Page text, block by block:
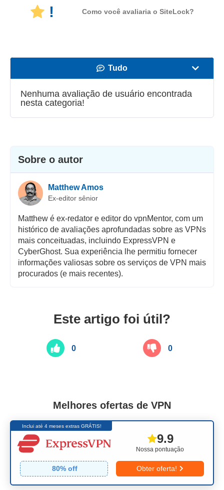
! Como você avaliaria o SiteLock?
Tudo
Velocidade
Nenhuma avaliação de usuário encontrada
nesta categoria!
Sobre o autor
Matthew Amos
Ex-editor sênior
Matthew é ex-redator e editor do vpnMentor, com um
histórico de avaliações aprofundadas sobre as VPNs
mais conceituadas, incluindo ExpressVPN e
CyberGhost. Sua experiência lhe permitiu fornecer
informações valiosas sobre os serviços de VPN mais
procurados (e mais recentes).
Este artigo foi útil?
0 0
Melhores ofertas de VPN
Inclui até 4 meses extras GRÁTIS!
Nossa pontuação
9.9
80% off Obter oferta!